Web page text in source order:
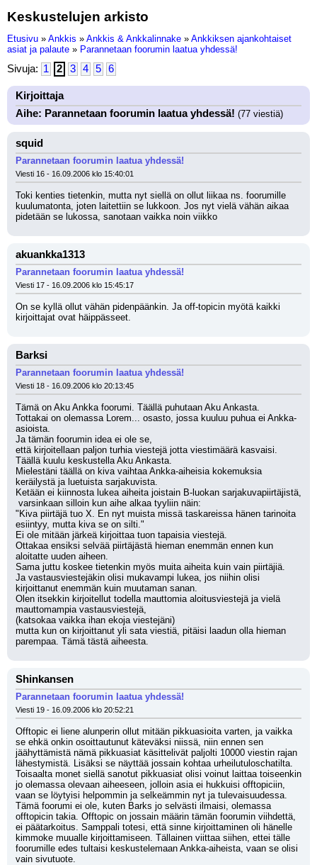
Keskustelujen arkisto
Etusivu » Ankkis » Ankkis & Ankkalinnake » Ankkiksen ajankohtaiset
asiat ja palaute » Parannetaan foorumin laatua yhdessä!
Sivuja: 1 2 3 4 5 6
Kirjoittaja
Aihe: Parannetaan foorumin laatua yhdessä! (77 viestiä)
squid
Parannetaan foorumin laatua yhdessä!
Viesti 16 - 16.09.2006 klo 15:40:01
Toki kenties tietenkin, mutta nyt siellä on ollut liikaa ns. foorumille
kuulumatonta, joten laitettiin se lukkoon. Jos nyt vielä vähän aikaa
pidetään se lukossa, sanotaan vaikka noin viikko
akuankka1313
Parannetaan foorumin laatua yhdessä!
Viesti 17 - 16.09.2006 klo 15:45:17
On se kyllä ollut vähän pidenpäänkin. Ja off-topicin myötä kaikki
kirjoittajat ovat häippässeet.
Barksi
Parannetaan foorumin laatua yhdessä!
Viesti 18 - 16.09.2006 klo 20:13:45
Tämä on Aku Ankka foorumi. Täällä puhutaan Aku Ankasta.
Tottakai on olemassa Lorem... osasto, jossa kuuluu puhua ei Ankka-
asioista.
Ja tämän foorumin idea ei ole se,
että kirjoitellaan paljon turhia viestejä jotta viestimäärä kasvaisi.
Täällä kuulu keskustella Aku Ankasta.
Mielestäni täällä on kiva vaihtaa Ankka-aiheisia kokemuksia
keräilystä ja luetuista sarjakuvista.
Ketään ei kiinnosta lukea aiheita joistain B-luokan sarjakuvapiirtäjistä,
varsinkaan silloin kun aihe alkaa tyyliin näin:
"Kiva piirtäjä tuo X. En nyt muista missä taskareissa hänen tarinoita
esiintyy, mutta kiva se on silti."
Ei ole mitään järkeä kirjoittaa tuon tapaisia viestejä.
Ottakaa ensiksi selvää piirtäjästä hieman enemmän ennen kun
aloitatte uuden aiheen.
Sama juttu koskee tietenkin myös muita aiheita kuin vain piirtäjiä.
Ja vastausviestejäkin olisi mukavampi lukea, jos niihin olisi
kirjoittanut enemmän kuin muutaman sanan.
Olen itsekkin kirjoitellut todella mauttomia aloitusviestejä ja vielä
mauttomampia vastausviestejä,
(katsokaa vaikka ihan ekoja viestejäni)
mutta kun on kirjoittanut yli sata viestiä, pitäisi laadun olla hieman
parempaa. Tämä tästä aiheesta.
Shinkansen
Parannetaan foorumin laatua yhdessä!
Viesti 19 - 16.09.2006 klo 20:52:21
Offtopic ei liene alunperin ollut mitään pikkuasioita varten, ja vaikka
se ehkä onkin osoittautunut käteväksi niissä, niin ennen sen
jäähyttämistä nämä pikkuasiat käsittelivät paljolti 10000 viestin rajan
lähestymistä. Lisäksi se näyttää jossain kohtaa urheilutuloschatilta.
Toisaalta monet siellä sanotut pikkuasiat olisi voinut laittaa toiseenkin
jo olemassa olevaan aiheeseen, jolloin asia ei hukkuisi offtopiciin,
vaan se löytyisi helpommin ja selkeämmin nyt ja tulevaisuudessa.
Tämä foorumi ei ole, kuten Barks jo selvästi ilmaisi, olemassa
offtopicin takia. Offtopic on jossain määrin tämän foorumin viihdettä,
ei päätarkoitus. Samppali totesi, että sinne kirjoittaminen oli hänelle
kimmoke muualle kirjoittamiseen. Tällainen viittaa siihen, ettei tälle
foorumille edes tultaisi keskustelemaan Ankka-aiheista, vaan se olisi
vain sivutuote.